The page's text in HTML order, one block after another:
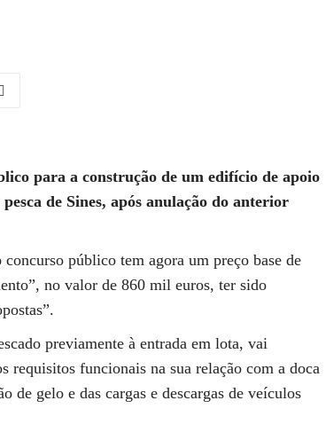
para a construção de um edifício de apoio
de Sines, após anulação do anterior
público tem agora um preço base de
no valor de 860 mil euros, ter sido
previamente à entrada em lota, vai
requisitos funcionais na sua relação com a doca
de gelo e das cargas e descargas de veículos